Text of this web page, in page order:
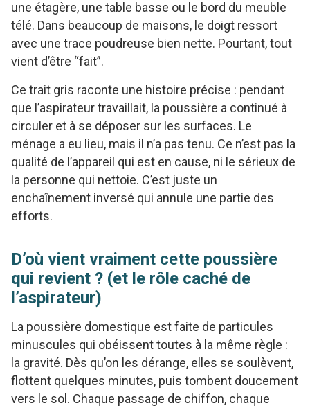
une étagère, une table basse ou le bord du meuble
télé. Dans beaucoup de maisons, le doigt ressort
avec une trace poudreuse bien nette. Pourtant, tout
vient d’être “fait”.
Ce trait gris raconte une histoire précise : pendant
que l’aspirateur travaillait, la poussière a continué à
circuler et à se déposer sur les surfaces. Le
ménage a eu lieu, mais il n’a pas tenu. Ce n’est pas la
qualité de l’appareil qui est en cause, ni le sérieux de
la personne qui nettoie. C’est juste un
enchaînement inversé qui annule une partie des
efforts.
D’où vient vraiment cette poussière
qui revient ? (et le rôle caché de
l’aspirateur)
La poussière domestique est faite de particules
minuscules qui obéissent toutes à la même règle :
la gravité. Dès qu’on les dérange, elles se soulèvent,
flottent quelques minutes, puis tombent doucement
vers le sol. Chaque passage de chiffon, chaque